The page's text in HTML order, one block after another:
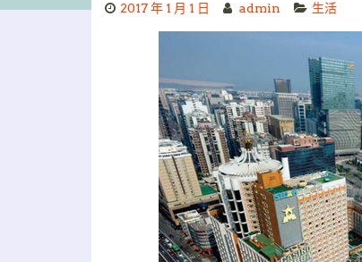
2017 年 1 月 1 日 admin 生活